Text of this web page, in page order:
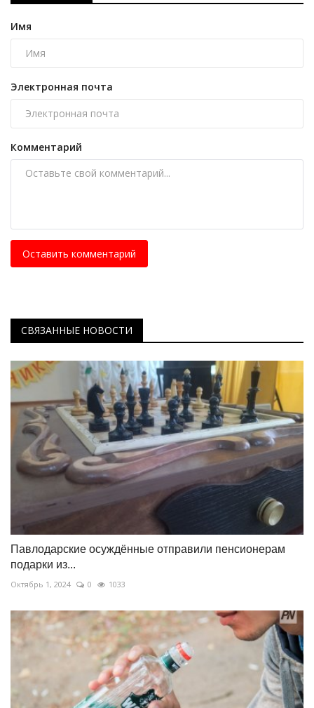
Имя
Электронная почта
Комментарий
Оставить комментарий
СВЯЗАННЫЕ НОВОСТИ
Павлодарские осуждённые отправили пенсионерам
подарки из...
Октябрь 1, 2024 0 1033